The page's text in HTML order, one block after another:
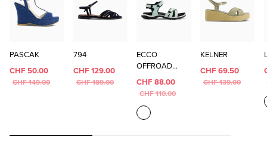
PASCAK
CHF 50.00
CHF 149.00
794
CHF 129.00
CHF 189.00
ECCO
OFFROAD
ROAM W
CHF 88.00
CHF 110.00
KELNER
CHF 69.50
CHF 139.00